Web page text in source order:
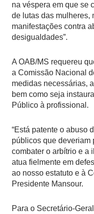
na véspera em que se
de lutas das mulheres,
manifestações contra
desigualdades”.
A OAB/MS requereu
a Comissão Nacional
medidas necessárias,
bem como seja
Público à profissional.
“Está patente o abuso
públicos que deveriam
combater o arbítrio e a
atua fielmente em
ao nosso estatuto e à
Presidente Mansour.
Para o Secretário-